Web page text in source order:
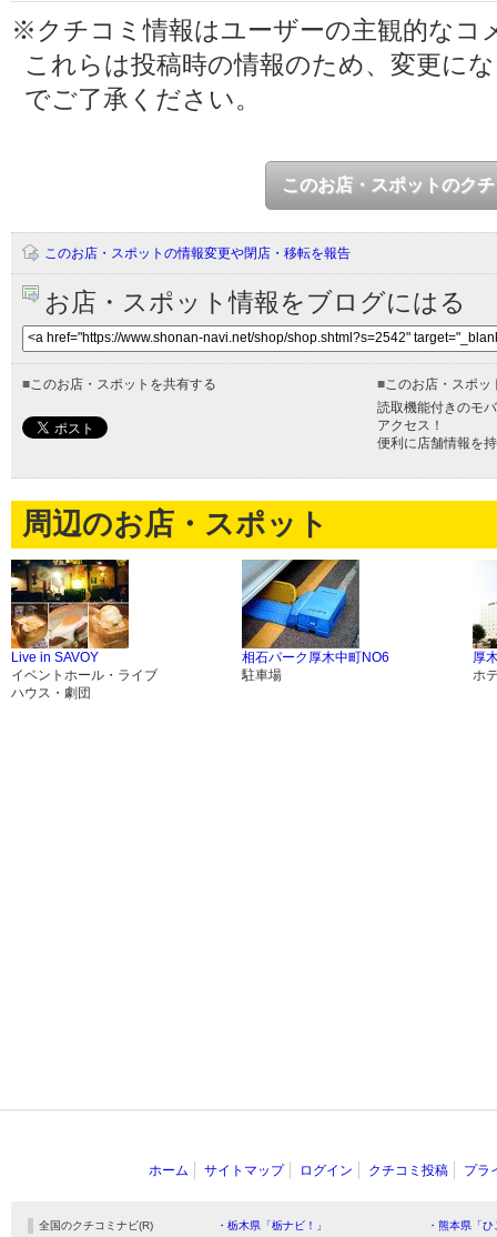
※クチコミ情報はユーザーの主観的なコ
これらは投稿時の情報のため、変更に
でご了承ください。
このお店・スポットのク
このお店・スポットの情報変更や閉店・移転を報告
お店・スポット情報をブログにはる
■ このお店・スポットを共有する ■ このお店・スポ
読取機能付きのモ
アクセス！
便利に店舗情報を
周辺のお店・スポット
Live in SAVOY
イベントホール・ライブ
ハウス・劇団
相石パーク厚木中町NO6
駐車場
厚
ホ
ホーム サイトマップ ログイン クチコミ投稿 プラ
全国のクチコミナビ(R) ・栃木県「栃ナビ！」 ・熊本県「